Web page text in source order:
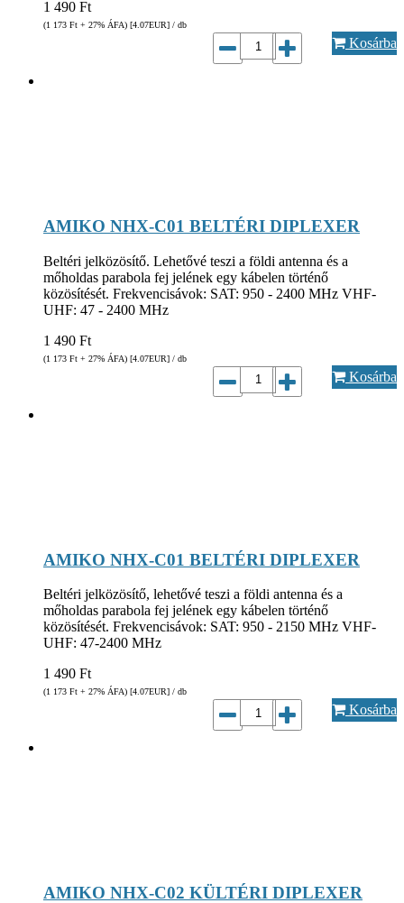
1 490 Ft
(1 173 Ft + 27% ÁFA) [4.07EUR] / db
Kosárba
AMIKO NHX-C01 BELTÉRI DIPLEXER
Beltéri jelközösítő. Lehetővé teszi a földi antenna és a
mőholdas parabola fej jelének egy kábelen történő
közösítését. Frekvencisávok: SAT: 950 - 2400 MHz VHF-
UHF: 47 - 2400 MHz
1 490 Ft
(1 173 Ft + 27% ÁFA) [4.07EUR] / db
Kosárba
AMIKO NHX-C01 BELTÉRI DIPLEXER
Beltéri jelközösítő, lehetővé teszi a földi antenna és a
mőholdas parabola fej jelének egy kábelen történő
közösítését. Frekvencisávok: SAT: 950 - 2150 MHz VHF-
UHF: 47-2400 MHz
1 490 Ft
(1 173 Ft + 27% ÁFA) [4.07EUR] / db
Kosárba
AMIKO NHX-C02 KÜLTÉRI DIPLEXER